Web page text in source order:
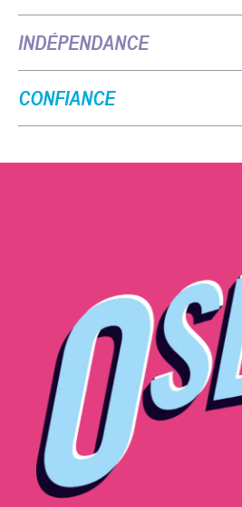
INDÉPENDANCE
CONFIANCE